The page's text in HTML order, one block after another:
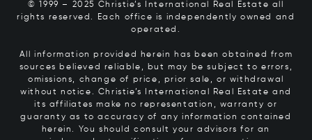
© 1999 – 2025 Christie’s International Real Estate all
rights reserved. Each office is independently owned and
operated.
All information provided herein has been obtained from
sources believed reliable, but may be subject to errors,
omissions, change of price, prior sale, or withdrawal
without notice. Christie’s International Real Estate and
its affiliates make no representation, warranty or
guaranty as to accuracy of any information contained
herein. You should consult your advisors for an